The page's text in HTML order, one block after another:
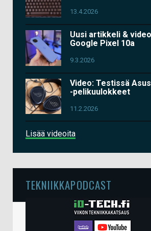
13.4.2026
Uusi artikkeli &
Google Pixel 10a
9.3.2026
Video: Testissä
-pelikuulokkeet
11.2.2026
Lisää videoita
TEKNIIKKAPODCAST